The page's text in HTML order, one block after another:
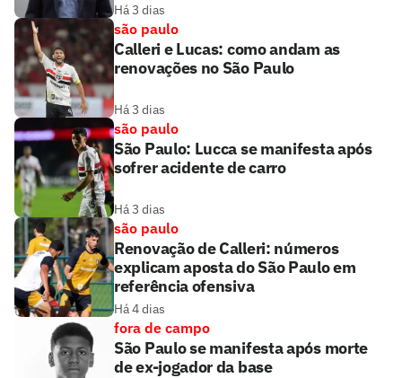
Há 3 dias
são paulo
Calleri e Lucas: como andam as
renovações no São Paulo
Há 3 dias
são paulo
São Paulo: Lucca se manifesta após
sofrer acidente de carro
Há 3 dias
são paulo
Renovação de Calleri: números
explicam aposta do São Paulo em
referência ofensiva
Há 4 dias
fora de campo
São Paulo se manifesta após morte
de ex-jogador da base